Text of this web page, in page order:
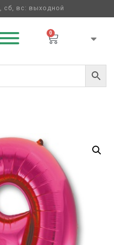
, сб, вс: выходной
0